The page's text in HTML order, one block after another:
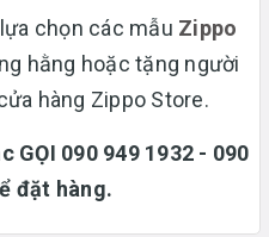
chọn các mẫu Zippo
hằng hoặc tặng người
hàng Zippo Store.
GỌI 090 949 1932 - 090
đặt hàng.